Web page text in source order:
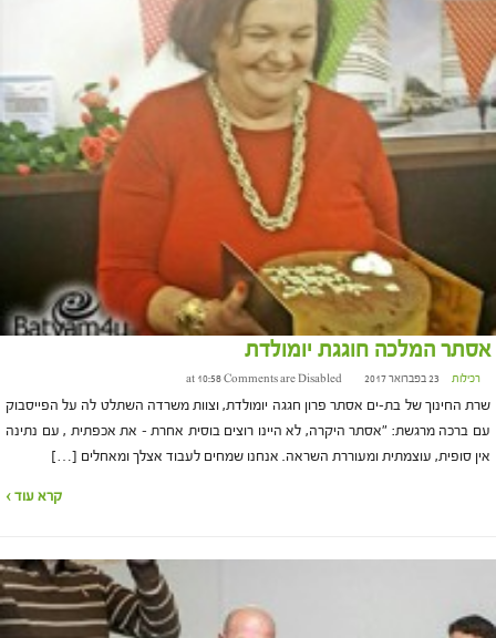
אסתר המלכה חוגגת יומולדת
רכילות 23 בפברואר 2017 at 10:58 Comments are Disabled
שרת החינוך של בת-ים אסתר פרון חגגה יומולדת, וצוות משרדה השתלט לה על הפייסבוק
עם ברכה מרגשת: "אסתר היקרה, לא היינו רוצים בוסית אחרת – את אכפתית , עם נתינה
אין סופית, עוצמתית ומעוררת השראה. אנחנו שמחים לעבוד אצלך ומאחלים […]
קרא עוד ›